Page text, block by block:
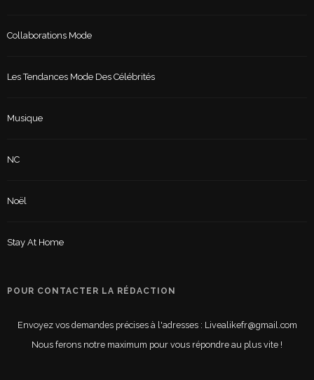
Collaborations Mode
Les Tendances Mode Des Célébrités
Musique
NC
Noël
Stay At Home
POUR CONTACTER LA RÉDACTION
Envoyez vos demandes précises à l'adresses : Livealikefr@gmail.com
Nous ferons notre maximum pour vous répondre au plus vite !